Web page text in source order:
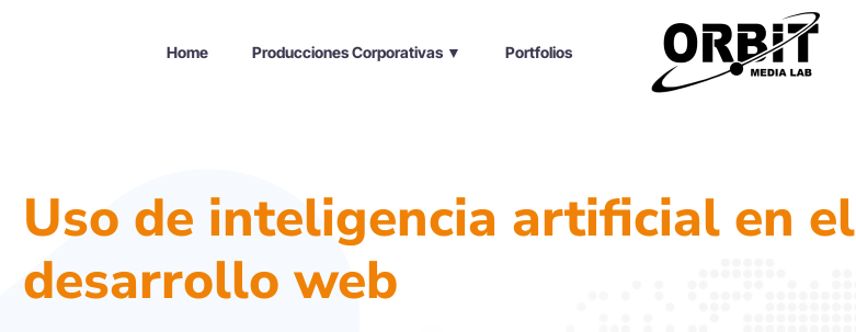
Home Producciones Corporativas ▼ Portfolios
Uso de inteligencia artificial en el
desarrollo web